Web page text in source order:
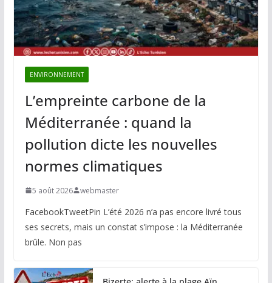
ENVIRONNEMENT
L’empreinte carbone de la
Méditerranée : quand la
pollution dicte les nouvelles
normes climatiques
5 août 2026 webmaster
FacebookTweetPin L’été 2026 n’a pas encore livré tous
ses secrets, mais un constat s’impose : la Méditerranée
brûle. Non pas